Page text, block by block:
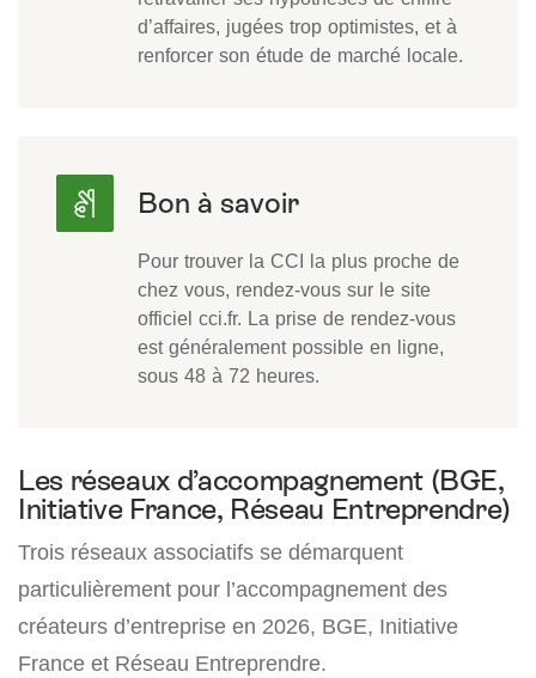
d’affaires, jugées trop optimistes, et à
renforcer son étude de marché locale.
Pour trouver la CCI la plus proche de
chez vous, rendez-vous sur le site
officiel cci.fr. La prise de rendez-vous
est généralement possible en ligne,
sous 48 à 72 heures.
Les réseaux d’accompagnement (BGE,
Initiative France, Réseau Entreprendre)
Trois réseaux associatifs se démarquent
particulièrement pour l’accompagnement des
créateurs d’entreprise en 2026, BGE, Initiative
France et Réseau Entreprendre.